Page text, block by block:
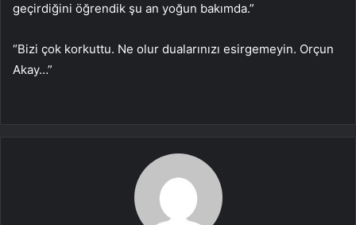
geçirdiğini öğrendik şu an yoğun bakımda.”
“Bizi çok korkuttu. Ne olur dualarınızı esirgemeyin. Orçun
Akay…”